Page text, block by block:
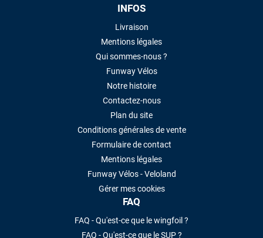
INFOS
Livraison
Mentions légales
Qui sommes-nous ?
Funway Vélos
Notre histoire
Contactez-nous
Plan du site
Conditions générales de vente
Formulaire de contact
Mentions légales
Funway Vélos - Veloland
Gérer mes cookies
FAQ
FAQ - Qu'est-ce que le wingfoil ?
FAQ - Qu'est-ce que le SUP ?